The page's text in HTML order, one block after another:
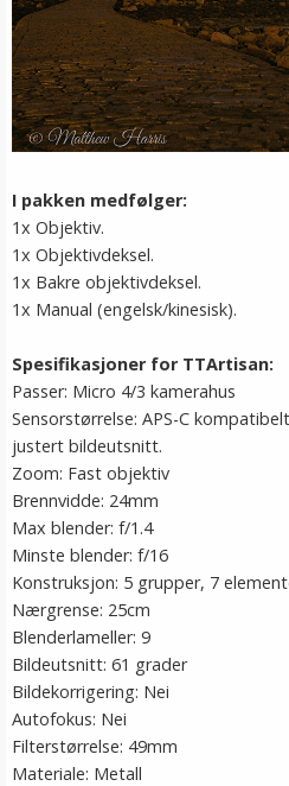
I pakken medfølger:
1x Objektiv.
1x Objektivdeksel.
1x Bakre objektivdeksel.
1x Manual (engelsk/kinesisk).
Spesifikasjoner for TTArtisan:
Passer: Micro 4/3 kamerahus
Sensorstørrelse: APS-C
justert bildeutsnitt.
Zoom: Fast objektiv
Brennvidde: 24mm
Max blender: f/1.4
Minste blender: f/16
Konstruksjon: 5 grupper, 7
Nærgrense: 25cm
Blenderlameller: 9
Bildeutsnitt: 61 grader
Bildekorrigering: Nei
Autofokus: Nei
Filterstørrelse: 49mm
Materiale: Metall